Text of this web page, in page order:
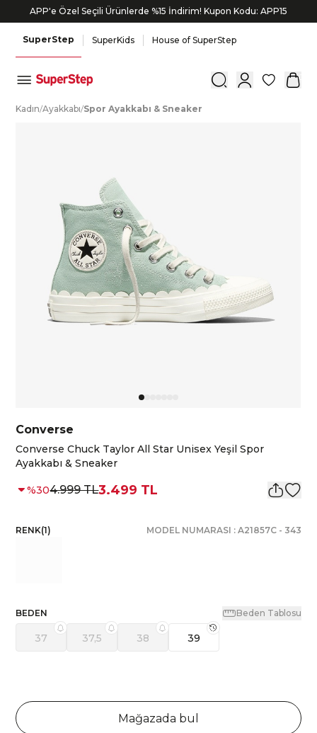
APP'e Özel Seçili Ürünlerde %15 İndirim! Kupon Kodu: APP15
SuperStep SuperKids House of SuperStep
0
Kadın/Ayakkabı/Spor Ayakkabı & Sneaker
Converse
Converse Chuck Taylor All Star Unisex Yeşil Spor
Ayakkabı & Sneaker
%304.999 TL3.499 TL
RENK(1) MODEL NUMARASI : A21857C- 343
BEDEN Beden Tablosu
37 37,5 38 39
Mağazada bul